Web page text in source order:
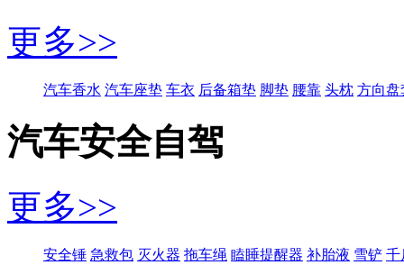
更多>>
汽车香水 汽车座垫 车衣 后备箱垫 脚垫 腰靠 头枕 方向盘
汽车安全自驾
更多>>
安全锤 急救包 灭火器 拖车绳 瞌睡提醒器 补胎液 雪铲 千